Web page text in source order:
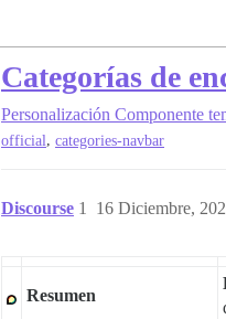
Categorías de
Personalización Componente
official, categories-navbar
Discourse 16 Diciembre,
1
Resumen